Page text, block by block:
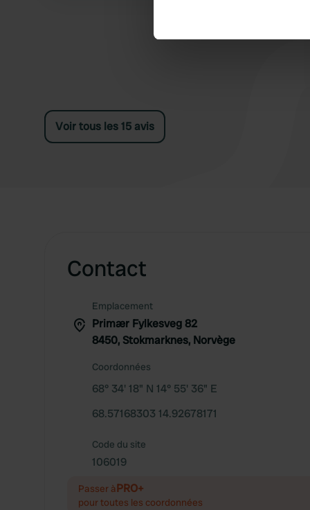
Find out more about how
We use cookies to
information about your use
Voir tous les 15 avis
Contact
Emplacement
Primær Fylkesveg 82
8450, Stokmarknes, Norvège
Coordonnées
68° 34' 18" N 14° 55' 36" E
68.57168303 14.92678171
Code du site
106019
Passer àPRO+
pour toutes les coordonnées